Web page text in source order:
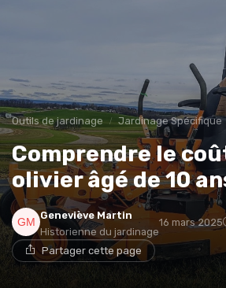
Outils de jardinage Jardinage Spécifique
Comprendre le
olivier âgé de 10
Geneviève Martin
Historienne du jardinage
16 mars 2025
Partager cette page